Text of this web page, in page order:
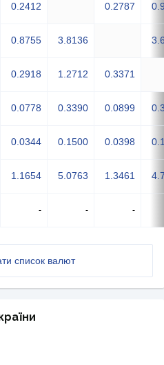
0.2412 0.2787
0.8755 3.8136
0.2918 1.2712 0.3371
0.0778 0.3390 0.0899
0.0344 0.1500 0.0398
1.1654 5.0763 1.3461
- - -
список валют